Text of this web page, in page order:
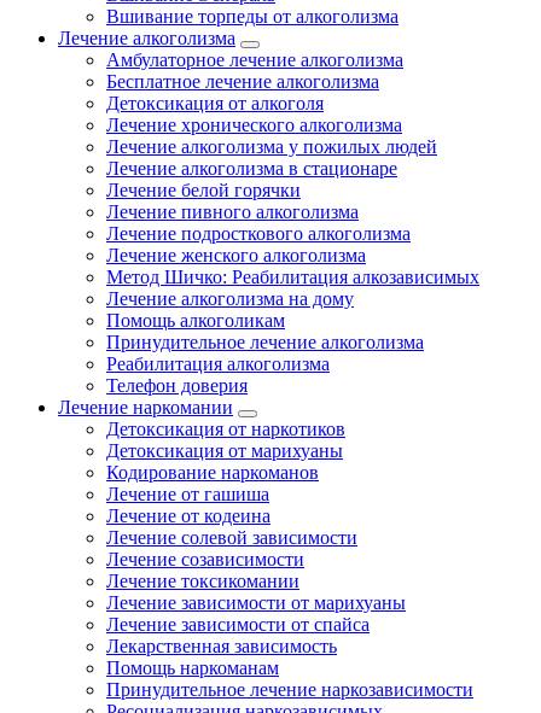
Вшивание торпеды от алкоголизма
Лечение алкоголизма
Амбулаторное лечение алкоголизма
Бесплатное лечение алкоголизма
Детоксикация от алкоголя
Лечение хронического алкоголизма
Лечение алкоголизма у пожилых людей
Лечение алкоголизма в стационаре
Лечение белой горячки
Лечение пивного алкоголизма
Лечение подросткового алкоголизма
Лечение женского алкоголизма
Метод Шичко: Реабилитация алкозависимых
Лечение алкоголизма на дому
Помощь алкоголикам
Принудительное лечение алкоголизма
Реабилитация алкоголизма
Телефон доверия
Лечение наркомании
Детоксикация от наркотиков
Детоксикация от марихуаны
Кодирование наркоманов
Лечение от гашиша
Лечение от кодеина
Лечение солевой зависимости
Лечение созависимости
Лечение токсикомании
Лечение зависимости от марихуаны
Лечение зависимости от спайса
Лекарственная зависимость
Помощь наркоманам
Принудительное лечение наркозависимости